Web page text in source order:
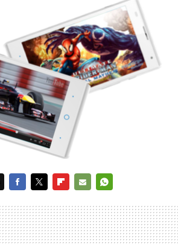
MAIL